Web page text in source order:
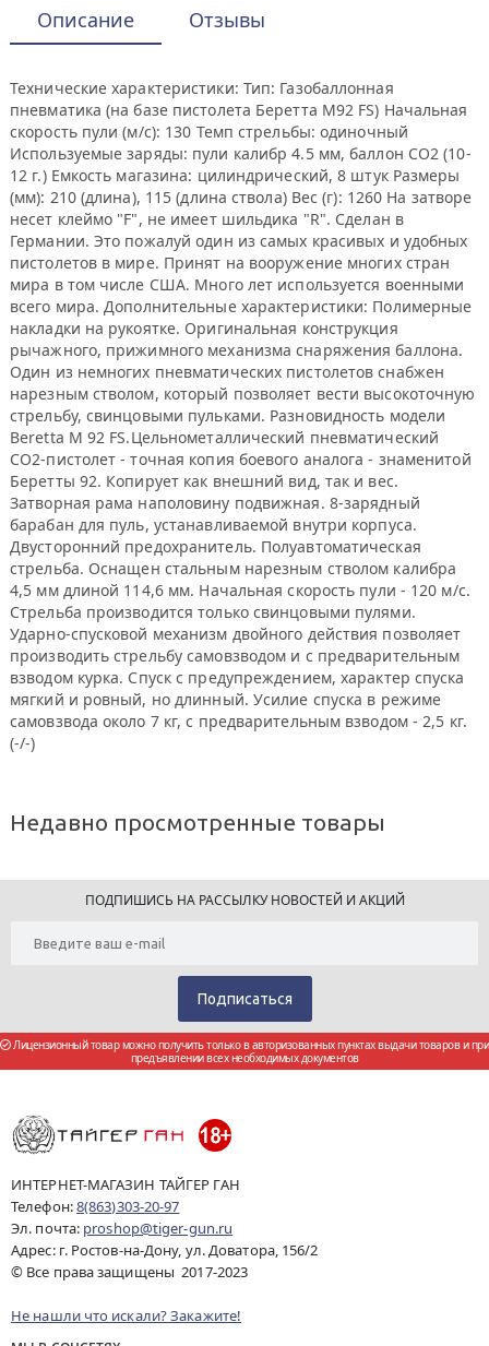
Описание Отзывы
Технические характеристики: Тип: Газобаллонная
пневматика (на базе пистолета Беретта M92 FS) Начальная
скорость пули (м/с): 130 Темп стрельбы: одиночный
Используемые заряды: пули калибр 4.5 мм, баллон СО2 (10-
12 г.) Емкость магазина: цилиндрический, 8 штук Размеры
(мм): 210 (длина), 115 (длина ствола) Вес (г): 1260 На затворе
несет клеймо "F", не имеет шильдика "R". Сделан в
Германии. Это пожалуй один из самых красивых и удобных
пистолетов в мире. Принят на вооружение многих стран
мира в том числе США. Много лет используется военными
всего мира. Дополнительные характеристики: Полимерные
накладки на рукоятке. Оригинальная конструкция
рычажного, прижимного механизма снаряжения баллона.
Один из немногих пневматических пистолетов снабжен
нарезным стволом, который позволяет вести высокоточную
стрельбу, свинцовыми пульками. Разновидность модели
Beretta M 92 FS.Цельнометаллический пневматический
CO2-пистолет - точная копия боевого аналога - знаменитой
Беретты 92. Копирует как внешний вид, так и вес.
Затворная рама наполовину подвижная. 8-зарядный
барабан для пуль, устанавливаемой внутри корпуса.
Двусторонний предохранитель. Полуавтоматическая
стрельба. Оснащен стальным нарезным стволом калибра
4,5 мм длиной 114,6 мм. Начальная скорость пули - 120 м/c.
Стрельба производится только свинцовыми пулями.
Ударно-спусковой механизм двойного действия позволяет
производить стрельбу самовзводом и с предварительным
взводом курка. Спуск с предупреждением, характер спуска
мягкий и ровный, но длинный. Усилие спуска в режиме
самовзвода около 7 кг, с предварительным взводом - 2,5 кг.
(-/-)
Недавно просмотренные товары
ПОДПИШИСЬ НА РАССЫЛКУ НОВОСТЕЙ И АКЦИЙ
Лицензионный товар можно получить только в авторизованных пунктах выдачи товаров и при
предъявлении всех необходимых документов
ИНТЕРНЕТ-МАГАЗИН ТАЙГЕР ГАН
Телефон:8(863)303-20-97
Эл. почта: proshop@tiger-gun.ru
Адрес: г. Ростов-на-Дону, ул. Доватора, 156/2
© Все права защищены 2017-2023
Не нашли что искали? Закажите!